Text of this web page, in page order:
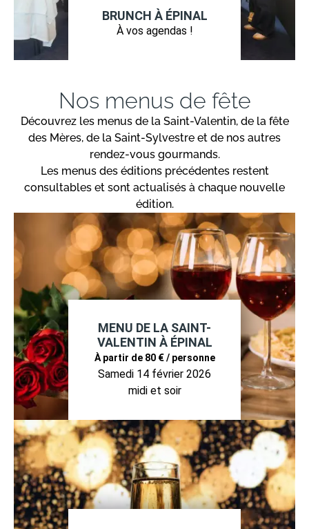
BRUNCH À ÉPINAL
À vos agendas !
Nos menus de fête
Découvrez les menus de la Saint-Valentin, de la fête
des Mères, de la Saint-Sylvestre et de nos autres
rendez-vous gourmands.
Les menus des éditions précédentes restent
consultables et sont actualisés à chaque nouvelle
édition.
MENU DE LA SAINT-
VALENTIN À ÉPINAL
À partir de 80 € / personne
Samedi 14 février 2026
midi et soir